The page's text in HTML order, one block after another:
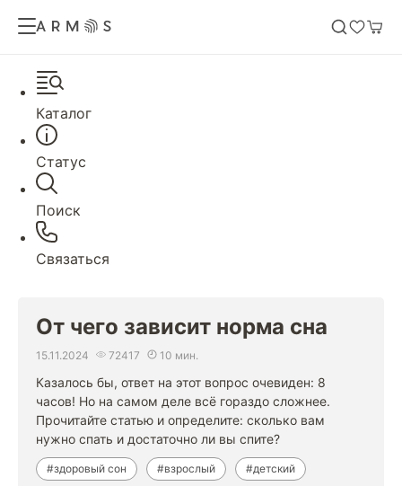
Каталог
Статус
Поиск
Связаться
От чего зависит норма сна
15.11.2024 72417 10 мин.
Казалось бы, ответ на этот вопрос очевиден: 8
часов! Но на самом деле всё гораздо сложнее.
Прочитайте статью и определите: сколько вам
нужно спать и достаточно ли вы спите?
#здоровый сон #взрослый #детский